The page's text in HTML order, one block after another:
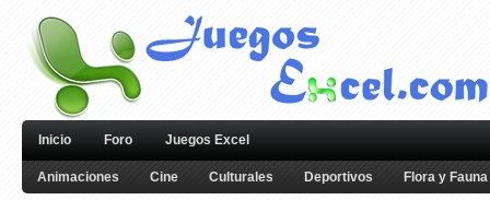
Inicio Foro Juegos Excel
Animaciones Cine Culturales Deportivos Flora y Fauna